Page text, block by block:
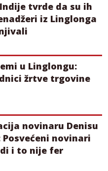
tvrde da su ih
iz Linglonga
u Linglongu:
žrtve trgovine
novinaru Denisu
novinari
i to nije fer